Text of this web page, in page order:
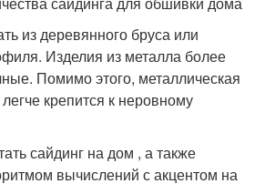
из деревянного бруса или
Изделия из металла более
Помимо этого, металлическая
крепится к неровному
сайдинг на дом , а также
вычислений с акцентом на